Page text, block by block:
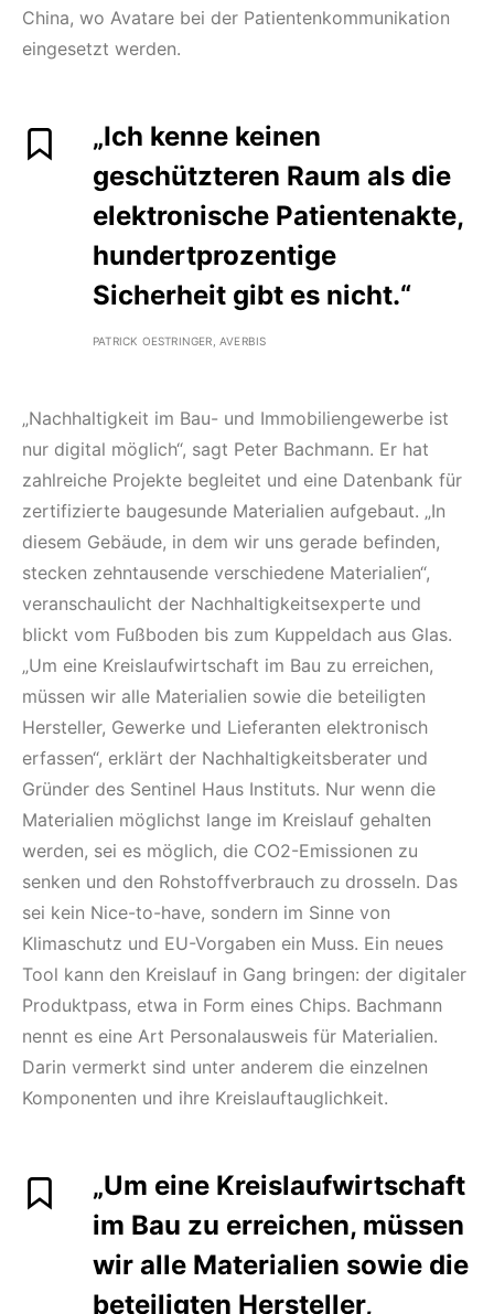
China, wo Avatare bei der Patientenkommunikation
eingesetzt werden.
„Ich kenne keinen
geschützteren Raum als die
elektronische Patientenakte,
hundertprozentige
Sicherheit gibt es nicht.“
PATRICK OESTRINGER, AVERBIS
„Nachhaltigkeit im Bau- und Immobiliengewerbe ist
nur digital möglich“, sagt Peter Bachmann. Er hat
zahlreiche Projekte begleitet und eine Datenbank für
zertifizierte baugesunde Materialien aufgebaut. „In
diesem Gebäude, in dem wir uns gerade befinden,
stecken zehntausende verschiedene Materialien“,
veranschaulicht der Nachhaltigkeitsexperte und
blickt vom Fußboden bis zum Kuppeldach aus Glas.
„Um eine Kreislaufwirtschaft im Bau zu erreichen,
müssen wir alle Materialien sowie die beteiligten
Hersteller, Gewerke und Lieferanten elektronisch
erfassen“, erklärt der Nachhaltigkeitsberater und
Gründer des Sentinel Haus Instituts. Nur wenn die
Materialien möglichst lange im Kreislauf gehalten
werden, sei es möglich, die CO2-Emissionen zu
senken und den Rohstoffverbrauch zu drosseln. Das
sei kein Nice-to-have, sondern im Sinne von
Klimaschutz und EU-Vorgaben ein Muss. Ein neues
Tool kann den Kreislauf in Gang bringen: der digitaler
Produktpass, etwa in Form eines Chips. Bachmann
nennt es eine Art Personalausweis für Materialien.
Darin vermerkt sind unter anderem die einzelnen
Komponenten und ihre Kreislauftauglichkeit.
„Um eine Kreislaufwirtschaft
im Bau zu erreichen, müssen
wir alle Materialien sowie die
beteiligten Hersteller,